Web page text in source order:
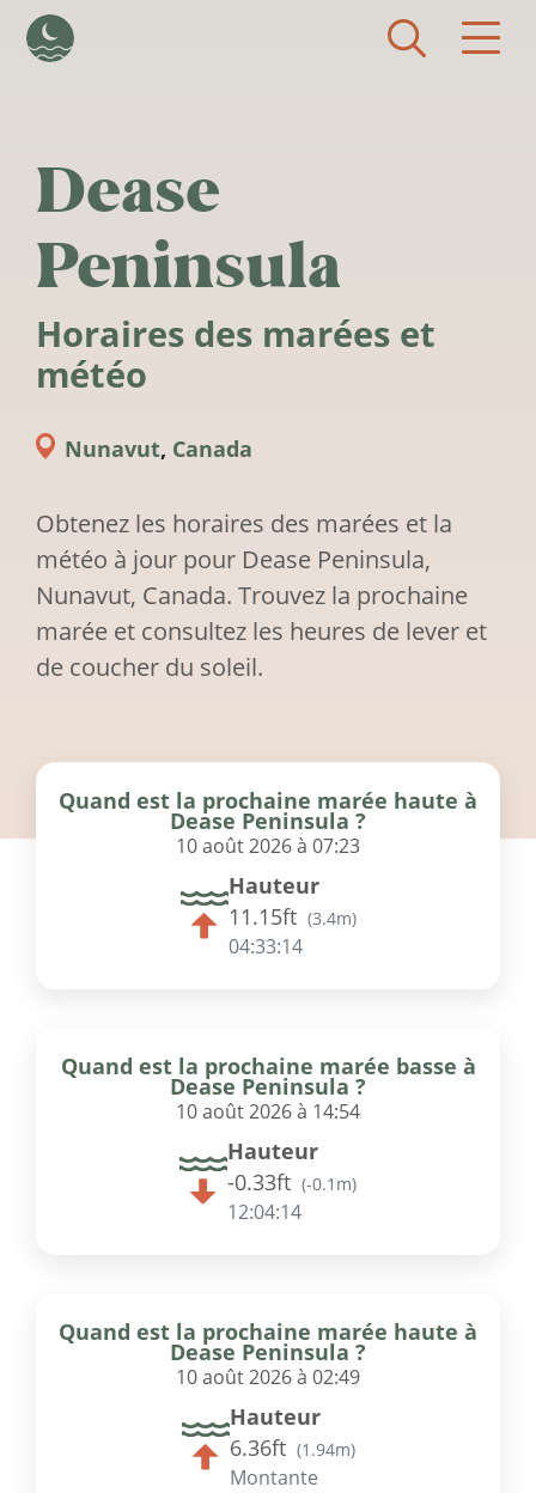
Dease
Peninsula
Horaires des marées et
météo
Nunavut, Canada
Obtenez les horaires des marées et la
météo à jour pour Dease Peninsula,
Nunavut, Canada. Trouvez la prochaine
marée et consultez les heures de lever et
de coucher du soleil.
Quand est la prochaine marée haute à
Dease Peninsula ?
10 août 2026 à 07:23
Hauteur
11.15ft (3.4m)
04:33:14
Quand est la prochaine marée basse à
Dease Peninsula ?
10 août 2026 à 14:54
Hauteur
-0.33ft (-0.1m)
12:04:14
Quand est la prochaine marée haute à
Dease Peninsula ?
10 août 2026 à 02:49
Hauteur
6.36ft (1.94m)
Montante